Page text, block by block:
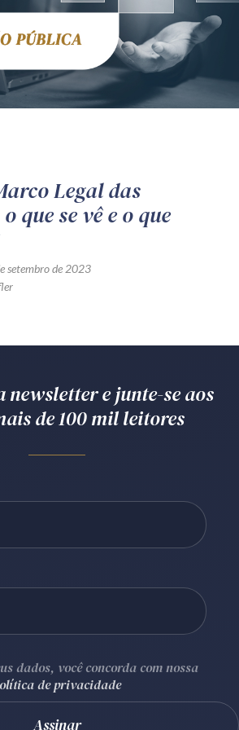
Sete de Setembro, 4698
/PR CEP80240-000
Legal das
que se vê e o que
setembro de 2023
newsletter e junte-se aos
de 100 mil leitores
dados, você concorda com nossa
de privacidade